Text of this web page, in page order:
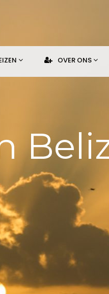
OVER ONS